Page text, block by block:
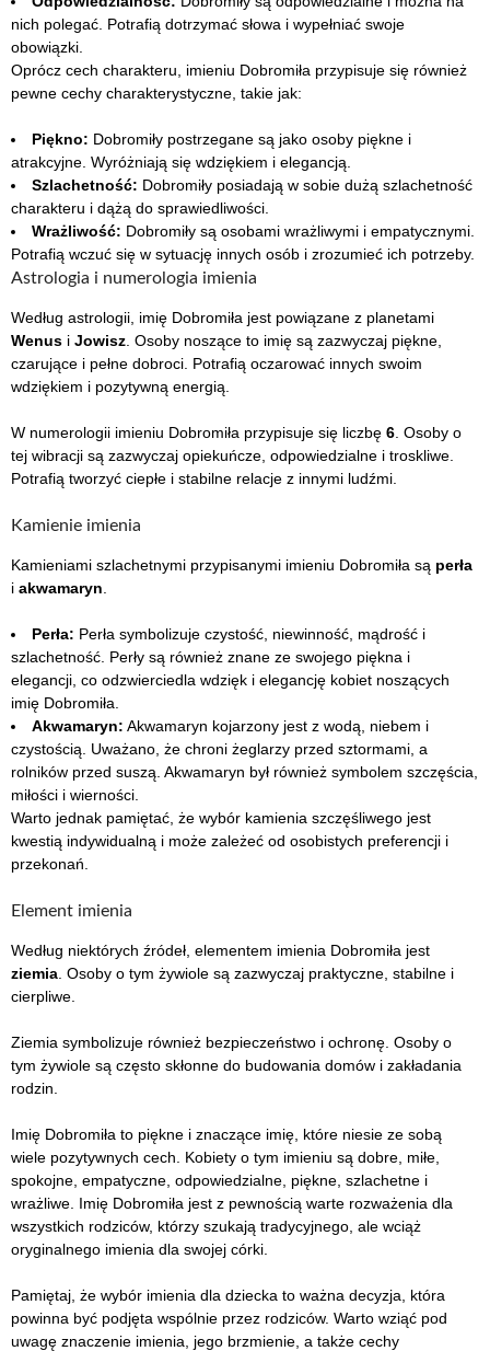
nich polegać. Potrafią dotrzymać słowa i wypełniać swoje
obowiązki.
Oprócz cech charakteru, imieniu Dobromiła przypisuje się również
pewne cechy charakterystyczne, takie jak:
Piękno: Dobromiły postrzegane są jako osoby piękne i
atrakcyjne. Wyróżniają się wdziękiem i elegancją.
Szlachetność: Dobromiły posiadają w sobie dużą szlachetność
charakteru i dążą do sprawiedliwości.
Wrażliwość: Dobromiły są osobami wrażliwymi i empatycznymi.
Potrafią wczuć się w sytuację innych osób i zrozumieć ich potrzeby.
Astrologia i numerologia imienia
Według astrologii, imię Dobromiła jest powiązane z planetami
Wenus i Jowisz . Osoby noszące to imię są zazwyczaj piękne,
czarujące i pełne dobroci. Potrafią oczarować innych swoim
wdziękiem i pozytywną energią.
W numerologii imieniu Dobromiła przypisuje się liczbę 6 . Osoby o
tej wibracji są zazwyczaj opiekuńcze, odpowiedzialne i troskliwe.
Potrafią tworzyć ciepłe i stabilne relacje z innymi ludźmi.
Kamienie imienia
Kamieniami szlachetnymi przypisanymi imieniu Dobromiła są perła
i akwamaryn
Perła: Perła symbolizuje czystość, niewinność, mądrość i
szlachetność. Perły są również znane ze swojego piękna i
elegancji, co odzwierciedla wdzięk i elegancję kobiet noszących
imię Dobromiła.
Akwamaryn: Akwamaryn kojarzony jest z wodą, niebem i
czystością. Uważano, że chroni żeglarzy przed sztormami, a
rolników przed suszą. Akwamaryn był również symbolem szczęścia,
miłości i wierności.
Warto jednak pamiętać, że wybór kamienia szczęśliwego jest
kwestią indywidualną i może zależeć od osobistych preferencji i
przekonań.
Element imienia
Według niektórych źródeł, elementem imienia Dobromiła jest
ziemia . Osoby o tym żywiole są zazwyczaj praktyczne, stabilne i
cierpliwe.
Ziemia symbolizuje również bezpieczeństwo i ochronę. Osoby o
tym żywiole są często skłonne do budowania domów i zakładania
rodzin.
Imię Dobromiła to piękne i znaczące imię, które niesie ze sobą
wiele pozytywnych cech. Kobiety o tym imieniu są dobre, miłe,
spokojne, empatyczne, odpowiedzialne, piękne, szlachetne i
wrażliwe. Imię Dobromiła jest z pewnością warte rozważenia dla
wszystkich rodziców, którzy szukają tradycyjnego, ale wciąż
oryginalnego imienia dla swojej córki.
Pamiętaj, że wybór imienia dla dziecka to ważna decyzja, która
powinna być podjęta wspólnie przez rodziców. Warto wziąć pod
uwagę znaczenie imienia, jego brzmienie, a także cechy